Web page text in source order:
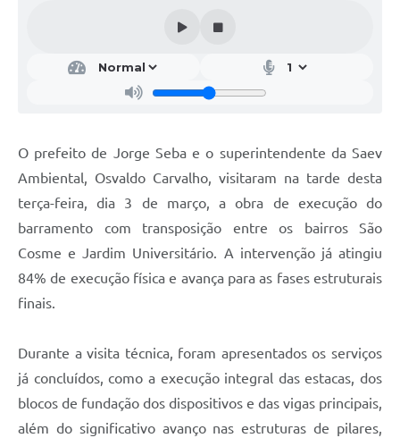
O prefeito de Jorge Seba e o superintendente da Saev
Ambiental, Osvaldo Carvalho, visitaram na tarde desta
terça-feira, dia 3 de março, a obra de execução do
barramento com transposição entre os bairros São
Cosme e Jardim Universitário. A intervenção já atingiu
84% de execução física e avança para as fases estruturais
finais.
Durante a visita técnica, foram apresentados os serviços
já concluídos, como a execução integral das estacas, dos
blocos de fundação dos dispositivos e das vigas principais,
além do significativo avanço nas estruturas de pilares,